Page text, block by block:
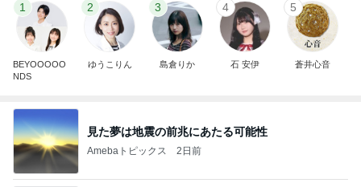
1
BEYOOOOO
NDS
2
ゆうこりん
3
島倉りか
4
石 安伊
5
蒼井心音
見た夢は地震の前兆にあたる可能性
Amebaトピックス 2日前